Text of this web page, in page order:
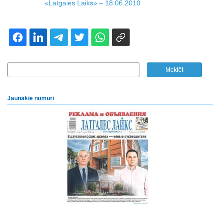
«Latgales Laiks» – 18.06.2010
Jaunākie numuri